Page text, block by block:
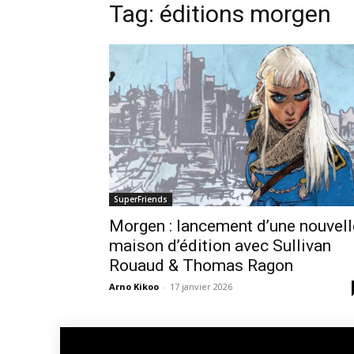
Tag: éditions morgen
SuperFriends
Morgen : lancement d’une
maison d’édition avec Sullivan
Rouaud & Thomas Ragon
Arno Kikoo - 17 janvier 2026